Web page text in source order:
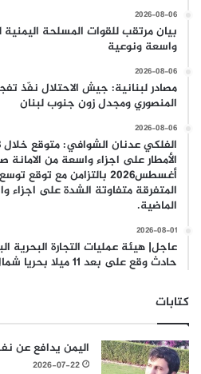
2026-08-06
بيان مرتقب للقوات المسلحة
واسعة ونوعية
2026-08-06
مصادر لبنانية: جيش الاحتلال نفّذ
المنصوري ومجدل زون جنوب لبنان
2026-08-06
أغسطس2026 بالتزامن مع
المتفرقة متفاوتة الشدة على اجزاء
الماضية.
2026-08-01
عاجل| هيئة عمليات التجارة البحرية
حادث وقع على بعد 11 ميلا بحريا شمال شرق ليما في عمان
كتابات
اليمن يدافع عن
2026-07-22